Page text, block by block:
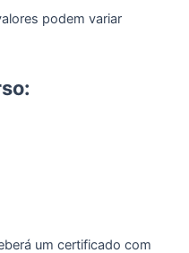
podem variar
um certificado com